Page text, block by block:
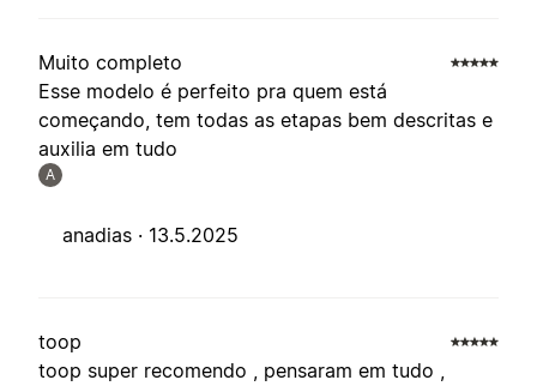
Muito completo
Esse modelo é perfeito pra quem está
começando, tem todas as etapas bem descritas e
auxilia em tudo
A
anadias · 13.5.2025
toop
toop super recomendo , pensaram em tudo ,